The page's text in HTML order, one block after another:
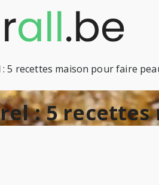
5 recettes maison pour faire
: 5